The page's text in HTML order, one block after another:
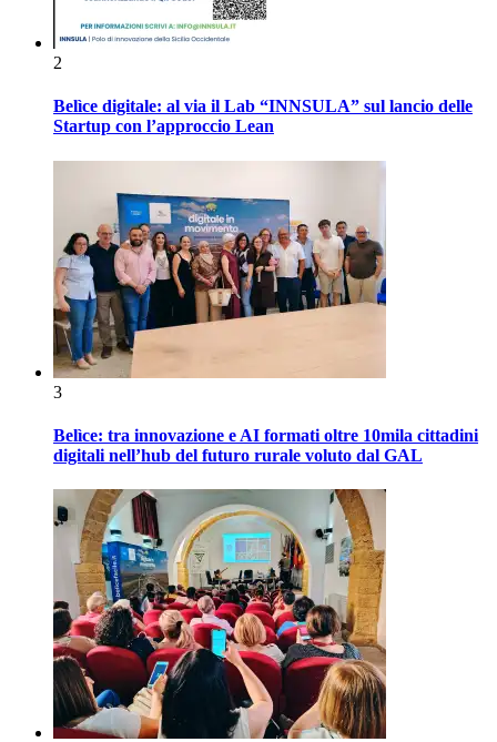
2
Belìce digitale: al via il Lab “INNSULA” sul lancio delle
Startup con l’approccio Lean
3
Belìce: tra innovazione e AI formati oltre 10mila cittadini
digitali nell’hub del futuro rurale voluto dal GAL